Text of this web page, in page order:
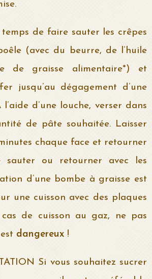
de faire sauter les crêpes
(avec du beurre, de l’huile
de graisse alimentaire*) et
jusqu’au dégagement d’une
d’une louche, verser dans
de pâte souhaitée. Laisser
chaque face et retourner
sauter ou retourner avec les
d’une bombe à graisse est
une cuisson avec des plaques
de cuisson au gaz, ne pas
dangereux !
Si vous souhaitez sucrer